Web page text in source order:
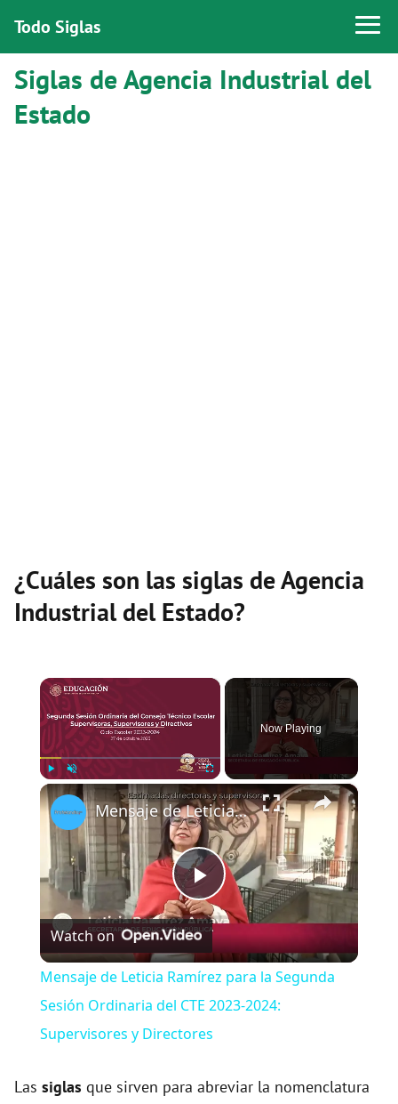
Todo Siglas
Siglas de Agencia Industrial del
Estado
¿Cuáles son las siglas de Agencia
Industrial del Estado?
×
Play Unmute Fullscreen
Now Playing
×
P
l
a
Mensaje de Leticia Ramírez para la Segunda Sesión Ordinaria del CTE 2023-2024: Supervisores y Directores
Watch on
Mensaje de Leticia Ramírez para la Segunda
Sesión Ordinaria del CTE 2023-2024:
Supervisores y Directores
Las siglas que sirven para abreviar la nomenclatura